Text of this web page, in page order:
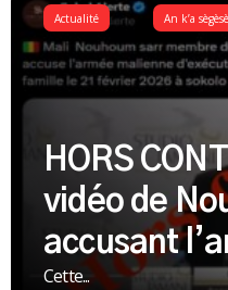
Actualité An k’a
HORS
vidéo de
accusant
Cette...